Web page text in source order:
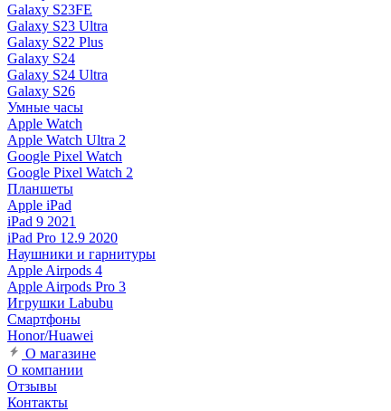
Galaxy S23FE
Galaxy S23 Ultra
Galaxy S22 Plus
Galaxy S24
Galaxy S24 Ultra
Galaxy S26
Умные часы
Apple Watch
Apple Watch Ultra 2
Google Pixel Watch
Google Pixel Watch 2
Планшеты
Apple iPad
iPad 9 2021
iPad Pro 12.9 2020
Наушники и гарнитуры
Apple Airpods 4
Apple Airpods Pro 3
Игрушки Labubu
Смартфоны
Honor/Huawei
О магазине
О компании
Отзывы
Контакты